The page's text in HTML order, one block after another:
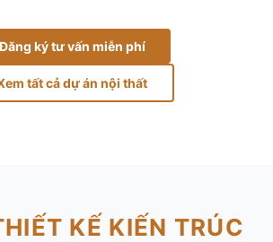
ký tư vấn miễn phí
tất cả dự án nội thất
KẾ KIẾN TRÚC